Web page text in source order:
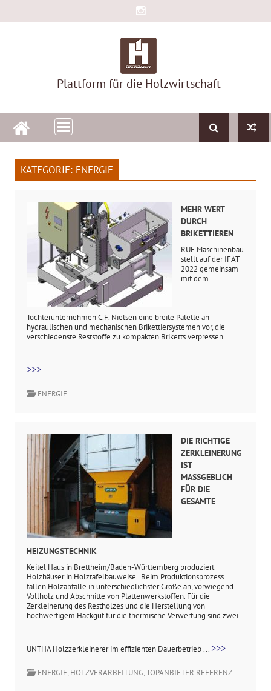
to
Plattform für die Holzwirtschaft
KATEGORIE: ENERGIE
MEHR WERT
DURCH
BRIKETTIEREN
RUF Maschinenbau
stellt auf der IFAT
2022 gemeinsam
mit dem
Tochterunternehmen C.F. Nielsen eine breite Palette an
hydraulischen und mechanischen Brikettiersystemen vor, die
verschiedenste Reststoffe zu kompakten Briketts verpressen ...
>>>
ENERGIE
DIE RICHTIGE
ZERKLEINERUNG
IST
MASSGEBLICH F
ÜR DIE G
ESAMTE H
EIZUNGSTECHNIK
Keitel Haus in Brettheim/Baden-Württemberg produziert
Holzhäuser in Holztafelbauweise. Beim Produktionsprozess
fallen Holzabfälle in unterschiedlichster Größe an, vorwiegend
Vollholz und Abschnitte von Plattenwerkstoffen. Für die
Zerkleinerung des Restholzes und die Herstellung von
hochwertigem Hackgut für die thermische Verwertung sind zwei
UNTHA Holzzerkleinerer im effizienten Dauerbetrieb ... >>>
ENERGIE, HOLZVERARBEITUNG,TOPANBIETER REFERENZ